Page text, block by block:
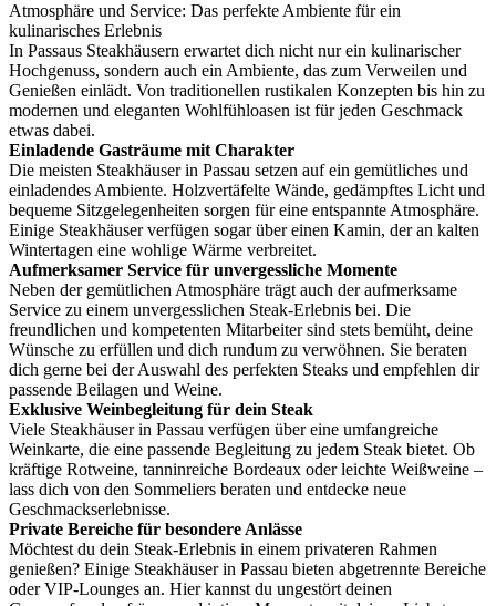
Atmosphäre und Service: Das perfekte Ambiente für ein
kulinarisches Erlebnis
In Passaus Steakhäusern erwartet dich nicht nur ein kulinarischer
Hochgenuss, sondern auch ein Ambiente, das zum Verweilen und
Genießen einlädt. Von traditionellen rustikalen Konzepten bis hin zu
modernen und eleganten Wohlfühloasen ist für jeden Geschmack
etwas dabei.
Einladende Gasträume mit Charakter
Die meisten Steakhäuser in Passau setzen auf ein gemütliches und
einladendes Ambiente. Holzvertäfelte Wände, gedämpftes Licht und
bequeme Sitzgelegenheiten sorgen für eine entspannte Atmosphäre.
Einige Steakhäuser verfügen sogar über einen Kamin, der an kalten
Wintertagen eine wohlige Wärme verbreitet.
Aufmerksamer Service für unvergessliche Momente
Neben der gemütlichen Atmosphäre trägt auch der aufmerksame
Service zu einem unvergesslichen Steak-Erlebnis bei. Die
freundlichen und kompetenten Mitarbeiter sind stets bemüht, deine
Wünsche zu erfüllen und dich rundum zu verwöhnen. Sie beraten
dich gerne bei der Auswahl des perfekten Steaks und empfehlen dir
passende Beilagen und Weine.
Exklusive Weinbegleitung für dein Steak
Viele Steakhäuser in Passau verfügen über eine umfangreiche
Weinkarte, die eine passende Begleitung zu jedem Steak bietet. Ob
kräftige Rotweine, tanninreiche Bordeaux oder leichte Weißweine –
lass dich von den Sommeliers beraten und entdecke neue
Geschmackserlebnisse.
Private Bereiche für besondere Anlässe
Möchtest du dein Steak-Erlebnis in einem privateren Rahmen
genießen? Einige Steakhäuser in Passau bieten abgetrennte Bereiche
oder VIP-Lounges an. Hier kannst du ungestört deinen